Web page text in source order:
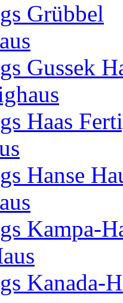
Grübbel
Gussek
Haas
Hanse
Kampa-
Kanada-